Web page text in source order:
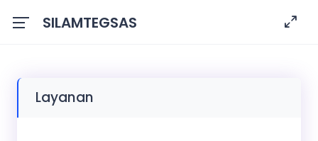
SILAMTEGSAS
Layanan